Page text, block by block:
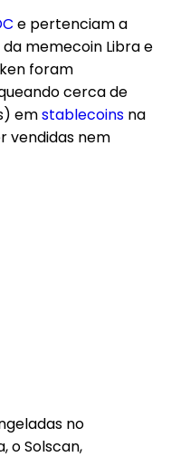
e pertenciam a
memecoin Libra e
foram
cerca de
emstablecoins na
vendidas nem
no
o Solscan,